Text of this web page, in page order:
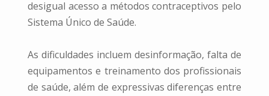
desigual acesso a métodos contraceptivos pelo
Sistema Único de Saúde.
As dificuldades incluem desinformação, falta de
equipamentos e treinamento dos profissionais
de saúde, além de expressivas diferenças entre